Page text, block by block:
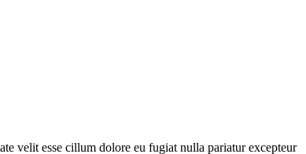
velit esse cillum dolore eu fugiat nulla pariatur excepteur